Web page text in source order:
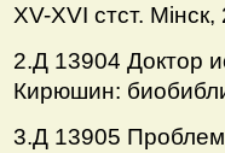
ХV-ХVI стст. Мiнск,
2.Д 13904 Доктор
Кирюшин:
3.Д 13905